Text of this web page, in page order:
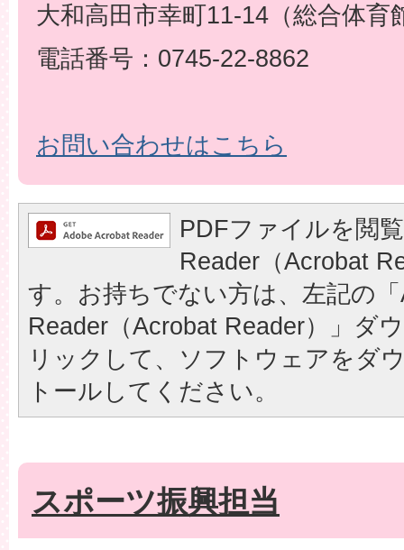
大和高田市幸町11-14（総合体育
電話番号：0745-22-8862
お問い合わせはこちら
PDFファイルを閲
Reader（Acrobat
す。お持ちでない方は、左記の
Reader（Acrobat Reader）」ダ
リックして、ソフトウェアをダ
トールしてください。
スポーツ振興担当